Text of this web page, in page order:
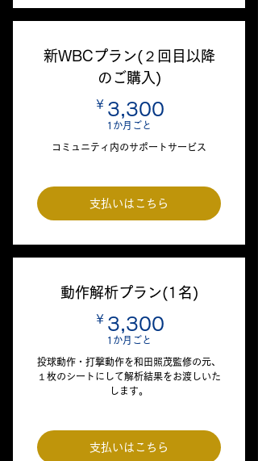
新WBCプラン(２回目以降
のご購入)
￥ 3,300
1か月ごと
コミュニティ内のサポートサービス
支払いはこちら
動作解析プラン(1名)
￥ 3,300
1か月ごと
投球動作・打撃動作を和田照茂監修の元、
１枚のシートにして解析結果をお渡しいた
します。
支払いはこちら